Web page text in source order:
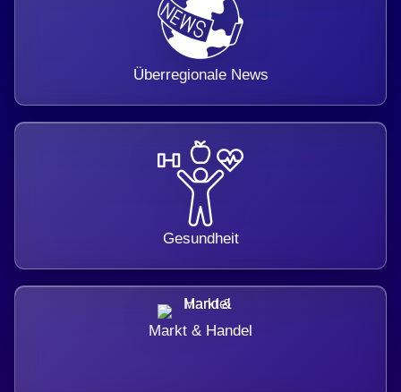
Überregionale News
Gesundheit
Markt & Handel